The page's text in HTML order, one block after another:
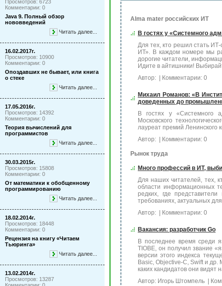
Просмотров: 6723
Комментарии: 0
Java 9. Полный обзор
нововведений
Читать далее...
16.02.2017г.
Просмотров: 10900
Комментарии: 0
Опоздавших не бывает, или книга
о стеке
Читать далее...
17.05.2016г.
Просмотров: 14392
Комментарии: 0
Теория вычислений для
программистов
Читать далее...
30.03.2015г.
Просмотров: 15808
Комментарии: 0
От математики к обобщенному
программированию
Читать далее...
18.02.2014г.
Просмотров: 18448
Комментарии: 0
Рецензия на книгу «Читаем
Тьюринга»
Читать далее...
13.02.2014г.
Просмотров: 13287
Alma mater российских ИТ
В гостях у «Системного
Для тех, кто решил стать
ИТ». В каждом номере мы
дорогие читатели,
Идите в айтишники!
Автор:
| Комментарии: 0
Михаил Романов: «В
доведенных до
В гостях у «Системного
Московского
лауреат премий Ленинского
Автор:
| Комментарии: 0
Рынок труда
Много профессий в ИТ,
Для наших читателей, тех,
области информационных
редких, где
требованиях, актуальных
Автор:
| Комментарии: 0
Вакансия: разработчик Go
В последнее время среди
TIOBE, он получил звание
версии этого индекса
Basic, Objective-C, Swift и
каких кандидатов они видят
Автор: Игорь Штомпель
|